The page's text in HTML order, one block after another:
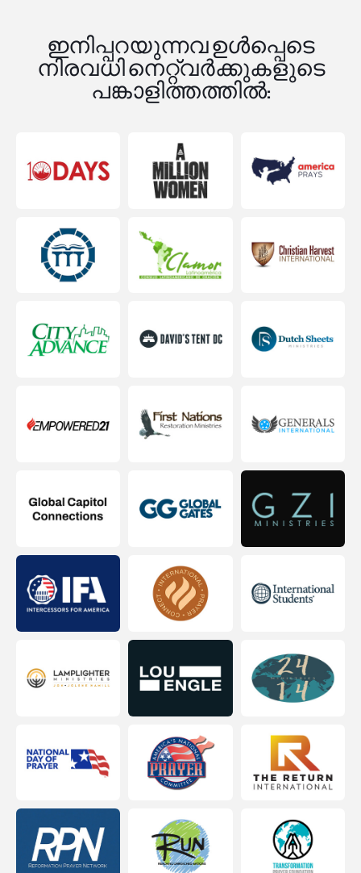
ഇനിപ്പറയുന്നവ ഉൾപ്പെടെ
നിരവധി നെറ്റ്‌വർക്കുകളുടെ
പങ്കാളിത്തത്തിൽ: